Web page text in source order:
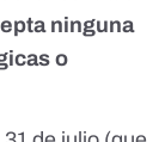
ninguna
o